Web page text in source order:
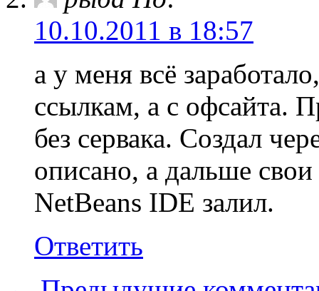
10.10.2011 в 18:57
а у меня всё
ссылкам, а с офсайта.
без сервака. Создал
описано, а дальше
NetBeans IDE залил.
Ответить